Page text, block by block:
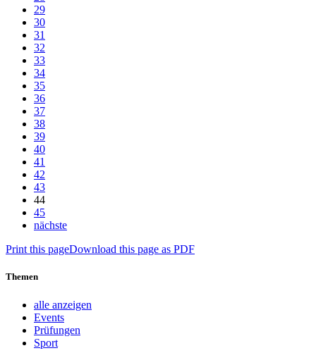
29
30
31
32
33
34
35
36
37
38
39
40
41
42
43
44
45
nächste
Print this pageDownload this page as PDF
Themen
alle anzeigen
Events
Prüfungen
Sport